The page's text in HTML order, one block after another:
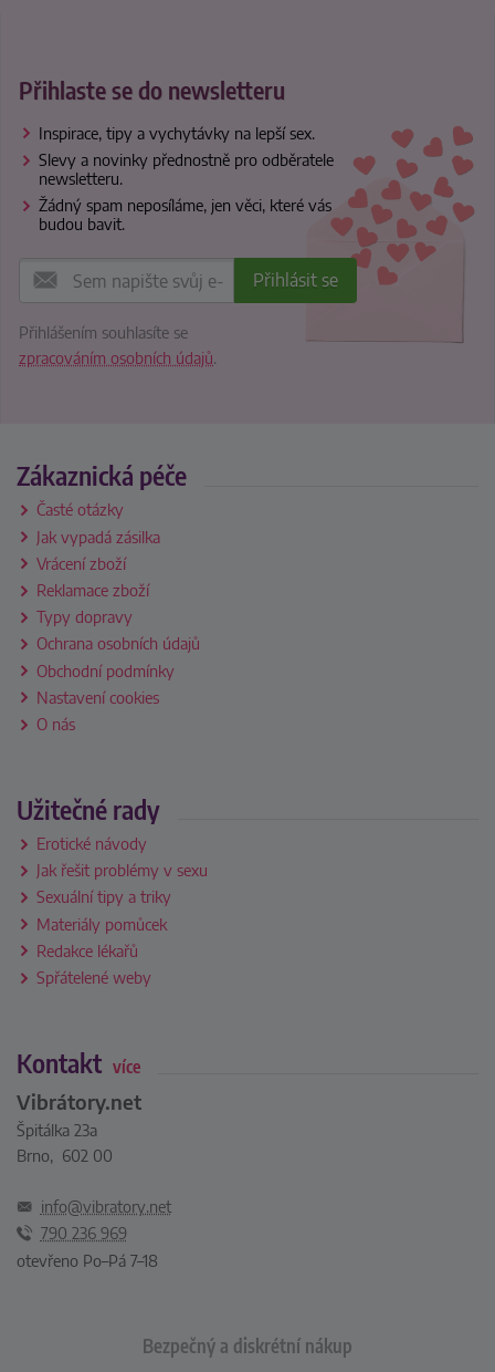
Přihlaste se do newsletteru
Inspirace, tipy a vychytávky na lepší sex.
Slevy a novinky přednostně pro odběratele
newsletteru.
Žádný spam neposíláme, jen věci, které vás
budou bavit.
Přihlášením souhlasíte se
zpracováním osobních údajů.
Zákaznická péče
Časté otázky
Jak vypadá zásilka
Vrácení zboží
Reklamace zboží
Typy dopravy
Ochrana osobních údajů
Obchodní podmínky
Nastavení cookies
O nás
Užitečné rady
Erotické návody
Jak řešit problémy v sexu
Sexuální tipy a triky
Materiály pomůcek
Redakce lékařů
Spřátelené weby
Kontakt více
Vibrátory.net
Špitálka 23a
Brno, 602 00
info@vibratory.net
790 236 969
otevřeno Po–Pá 7–18
Bezpečný a diskrétní nákup